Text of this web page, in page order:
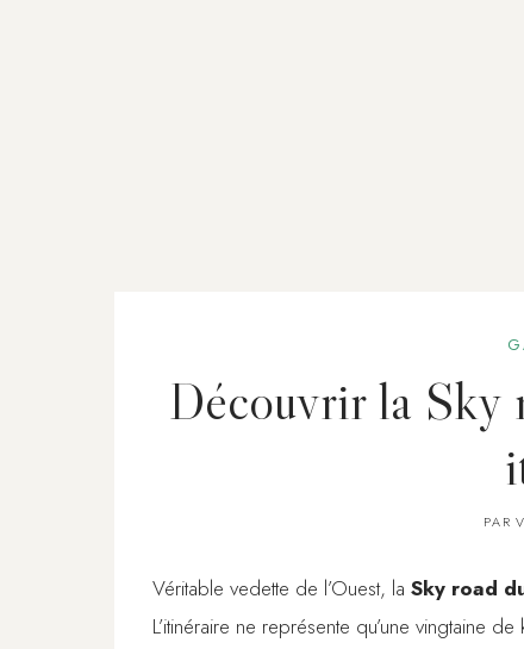
Découvrir la Sky
PAR
Véritable vedette de l’Ouest, la Sky road
L’itinéraire ne représente qu’une vingtaine